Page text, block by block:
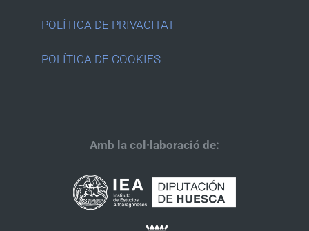
POLÍTICA DE PRIVACITAT
POLÍTICA DE COOKIES
Amb la col·laboració de: